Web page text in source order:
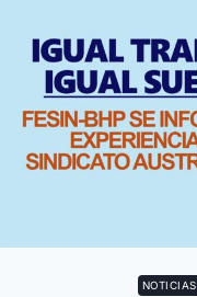
NOTICIAS